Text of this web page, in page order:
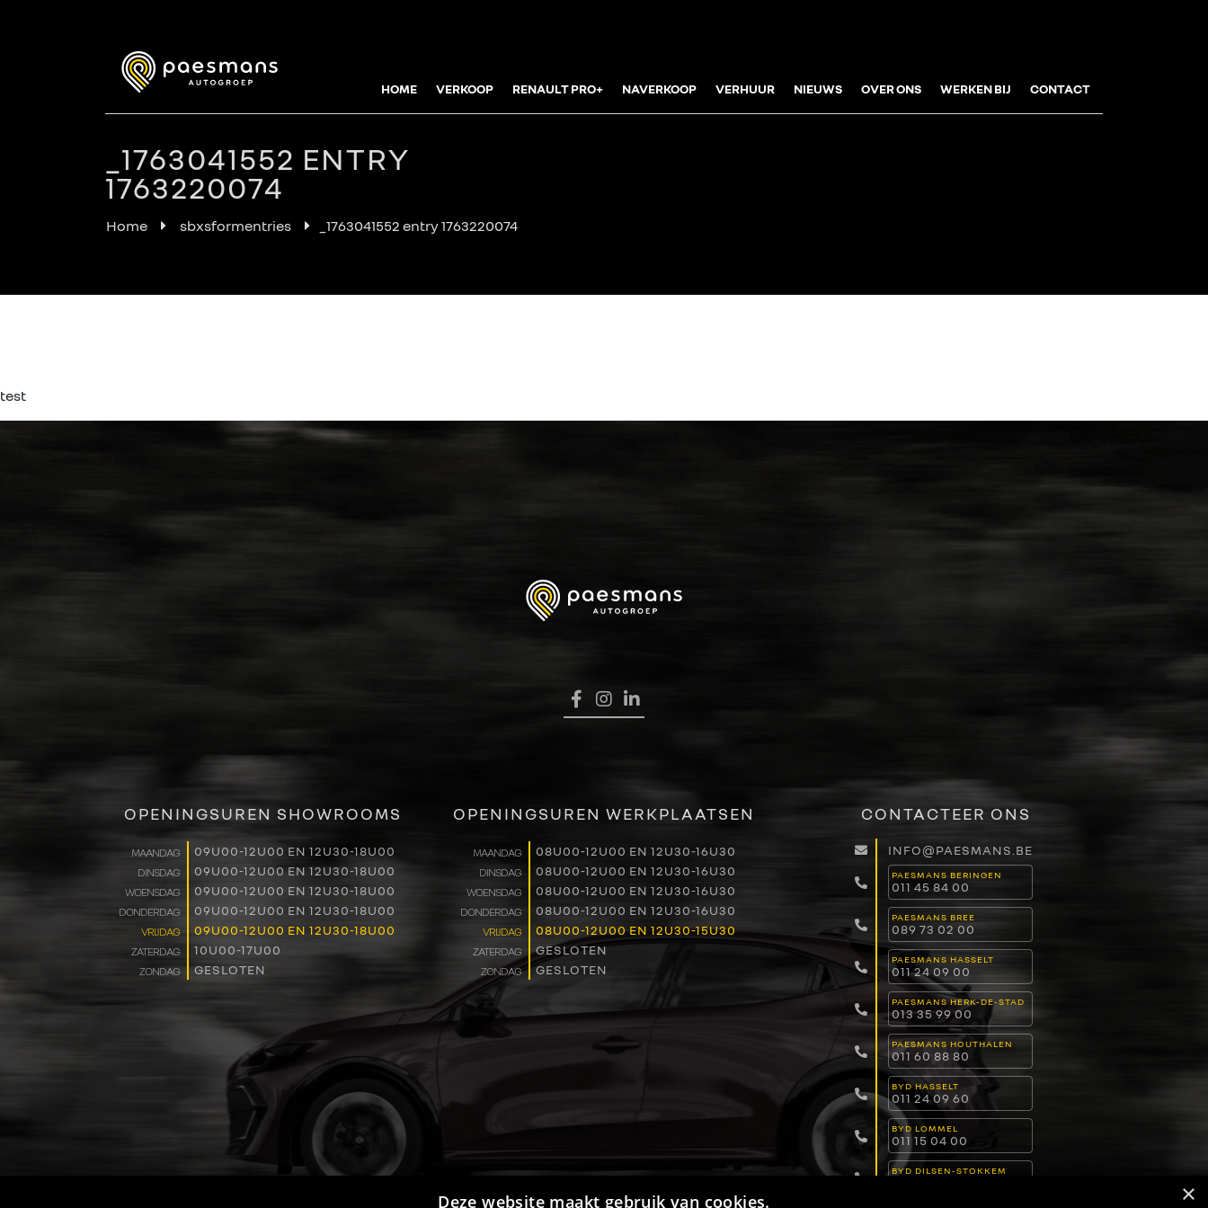
HOME VERKOOP RENAULT PRO+ NAVERKOOP VERHUUR NIEUWS OVER ONS WERKEN BIJ CONTACT
RENAULT PRO+
VERHUUR
CONTACT
_1763041552 ENTRY
1763220074
Home sbxsformentries _1763041552 entry 1763220074
test
OPENINGSUREN SHOWROOMS
MAANDAG 09U00-12U00 EN 12U30-18U00
DINSDAG 09U00-12U00 EN 12U30-18U00
WOENSDAG 09U00-12U00 EN 12U30-18U00
DONDERDAG 09U00-12U00 EN 12U30-18U00
VRIJDAG 09U00-12U00 EN 12U30-18U00
ZATERDAG 10U00-17U00
ZONDAG GESLOTEN
OPENINGSUREN WERKPLAATSEN
MAANDAG 08U00-12U00 EN 12U30-16U30
DINSDAG 08U00-12U00 EN 12U30-16U30
WOENSDAG 08U00-12U00 EN 12U30-16U30
DONDERDAG 08U00-12U00 EN 12U30-16U30
VRIJDAG 08U00-12U00 EN 12U30-15U30
ZATERDAG GESLOTEN
ZONDAG GESLOTEN
CONTACTEER ONS
INFO@PAESMANS.BE
PAESMANS BERINGEN
011 45 84 00
PAESMANS BREE
089 73 02 00
PAESMANS HASSELT
011 24 09 00
PAESMANS HERK-DE-STAD
013 35 99 00
PAESMANS HOUTHALEN
011 60 88 80
BYD HASSELT
011 24 09 60
BYD LOMMEL
011 15 04 00
BYD DILSEN-STOKKEM
×
Deze website maakt gebruik van cookies.